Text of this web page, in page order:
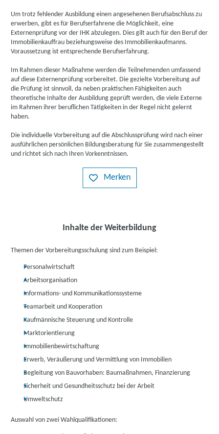
Um trotz fehlender Ausbildung einen angesehenen Berufsabschluss zu
erwerben, gibt es für Berufserfahrene die Möglichkeit, eine
Externenprüfung vor der IHK abzulegen. Dies gilt auch für den Beruf der
Immobilienkauffrau beziehungsweise des Immobilienkaufmanns.
Voraussetzung ist entsprechende Berufserfahrung.
Im Rahmen dieser Maßnahme werden die Teilnehmenden umfassend
auf diese Externenprüfung vorbereitet. Die gezielte Vorbereitung auf
die Prüfung ist sinnvoll, da neben praktischen Fähigkeiten auch
theoretische Inhalte der Ausbildung geprüft werden, die viele Externe
im Rahmen ihrer beruflichen Tätigkeiten in der Regel nicht gelernt
haben.
Die individuelle Vorbereitung auf die Abschlussprüfung wird nach einer
ausführlichen persönlichen Bildungsberatung für Sie zusammengestellt
und richtet sich nach Ihren Vorkenntnissen.
Merken
Inhalte der Weiterbildung
Themen der Vorbereitungsschulung sind zum Beispiel:
Personalwirtschaft
Arbeitsorganisation
Informations- und Kommunikationssysteme
Teamarbeit und Kooperation
Kaufmännische Steuerung und Kontrolle
Marktorientierung
Immobilienbewirtschaftung
Erwerb, Veräußerung und Vermittlung von Immobilien
Begleitung von Bauvorhaben: Baumaßnahmen, Finanzierung
Sicherheit und Gesundheitsschutz bei der Arbeit
Umweltschutz
Auswahl von zwei Wahlqualifikationen: